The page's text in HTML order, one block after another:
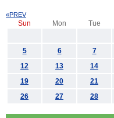
«PREV
Sun Mon Tue
5
6 7
12
13 14
19
20 21
26
27 28